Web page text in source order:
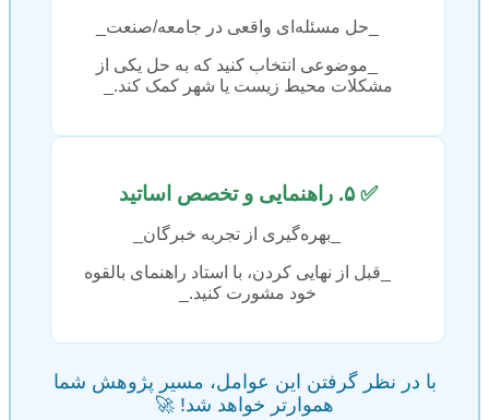
_حل مسئله‌ای واقعی در جامعه/صنعت_
_موضوعی انتخاب کنید که به حل یکی از
مشکلات محیط زیست یا شهر کمک کند._
✅ ۵. راهنمایی و تخصص اساتید
_بهره‌گیری از تجربه خبرگان_
_قبل از نهایی کردن، با استاد راهنمای بالقوه
خود مشورت کنید._
با در نظر گرفتن این عوامل، مسیر پژوهش شما
هموارتر خواهد شد! 🚀